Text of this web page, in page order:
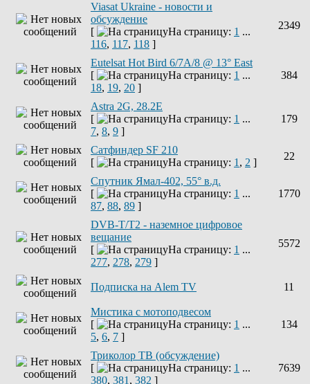
Viasat Ukraine - новости и
обсуждение
[
На страницу: 1 ...
116, 117, 118 ]
2349
Eutelsat Hot Bird 6/7A/8 @ 13° East
[
На страницу: 1 ...
18, 19, 20 ]
384
Astra 2G, 28.2E
[
На страницу: 1 ...
7, 8, 9 ]
179
Сатфиндер SF 210
[
На страницу: 1 , 2 ]
22
Спутник Ямал-402, 55° в.д.
[
На страницу: 1 ...
87, 88, 89 ]
1770
DVB-T/T2 - наземное цифровое
вещание
[
На страницу: 1 ...
277, 278, 279 ]
5572
Подписка на Alem TV 11
Мистика с мотоподвесом
[
На страницу: 1 ...
5, 6, 7 ]
134
Триколор ТВ (обсуждение)
[
На страницу: 1 ...
380, 381 , 382 ]
7639